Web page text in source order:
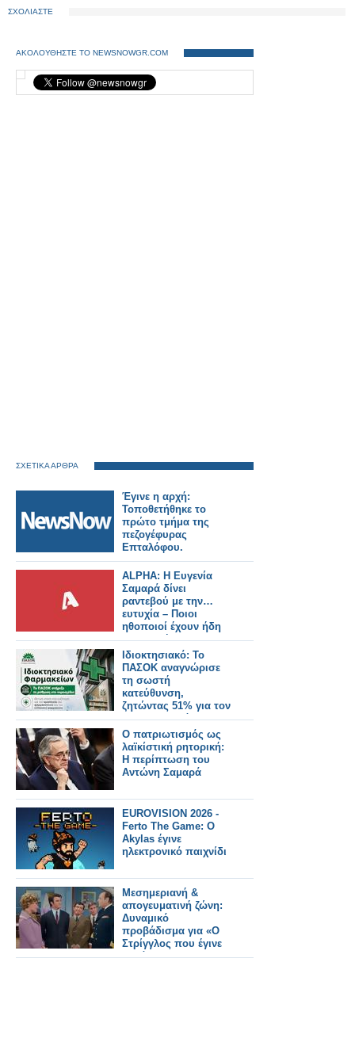
ΣΧΟΛΙΑΣΤΕ
ΑΚΟΛΟΥΘΗΣΤΕ ΤΟ NEWSNOWGR.COM
ΣΧΕΤΙΚΑ ΑΡΘΡΑ
Έγινε η αρχή:
Τοποθετήθηκε το
πρώτο τμήμα της
πεζογέφυρας
Επταλόφου.
ALPHA: Η Ευγενία
Σαμαρά δίνει
ραντεβού με την…
ευτυχία – Ποιοι
ηθοποιοί έχουν ήδη
συμφωνήσει για τη
νέα σειρά
Ιδιοκτησιακό: Το
ΠΑΣΟΚ αναγνώρισε
τη σωστή
κατεύθυνση,
ζητώντας 51% για τον
φαρμακοποιό
Ο πατριωτισμός ως
λαϊκίστική ρητορική:
Η περίπτωση του
Αντώνη Σαμαρά
EUROVISION 2026 -
Ferto The Game: Ο
Akylas έγινε
ηλεκτρονικό παιχνίδι
Μεσημεριανή &
απογευματινή ζώνη:
Δυναμικό
προβάδισμα για «Ο
Στρίγγλος που έγινε
αρνάκι»